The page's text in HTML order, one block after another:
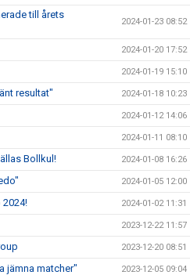
till årets
2024-01-23 08:52
2024-01-20 17:52
2024-01-19 15:10
resultat" 2024-01-18 10:23
2024-01-12 14:06
2024-01-11 08:10
Bollkul! 2024-01-08 16:26
2024-01-05 12:00
2024-01-02 11:31
2023-12-22 11:57
2023-12-20 08:51
jämna matcher" 2023-12-05 09:04